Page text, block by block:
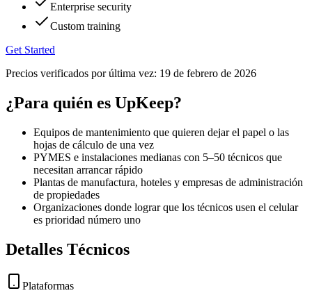
Enterprise security
Custom training
Get Started
Precios verificados por última vez: 19 de febrero de 2026
¿Para quién es UpKeep?
Equipos de mantenimiento que quieren dejar el papel o las
hojas de cálculo de una vez
PYMES e instalaciones medianas con 5–50 técnicos que
necesitan arrancar rápido
Plantas de manufactura, hoteles y empresas de administración
de propiedades
Organizaciones donde lograr que los técnicos usen el celular
es prioridad número uno
Detalles Técnicos
Plataformas